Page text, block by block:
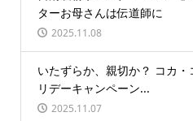
ターお母さんは伝道師に
2025.11.08
いたずらか、親切か？ コカ
リデーキャンペーン...
2025.11.07